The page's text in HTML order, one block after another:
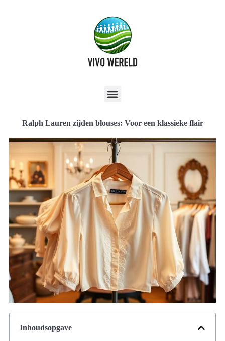
Ralph Lauren zijden blouses: Voor een klassieke flair
Inhoudsopgave